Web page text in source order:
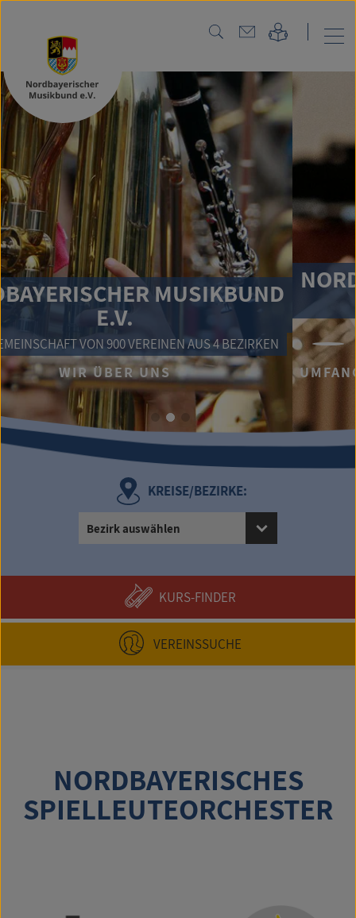
BEZIRKEN
NORDBAYERISCHER
E.V.
MUSIK IST UNSERE STÄRKE!
...UND DAFÜR BIETEN WIR
UMFANGREICHES
KREISE/BEZIRKE:
Bezirk auswählen
KURS-FINDER
VEREINSSUCHE
NORDBAYERISCHES
SPIELLEUTEORCHESTER